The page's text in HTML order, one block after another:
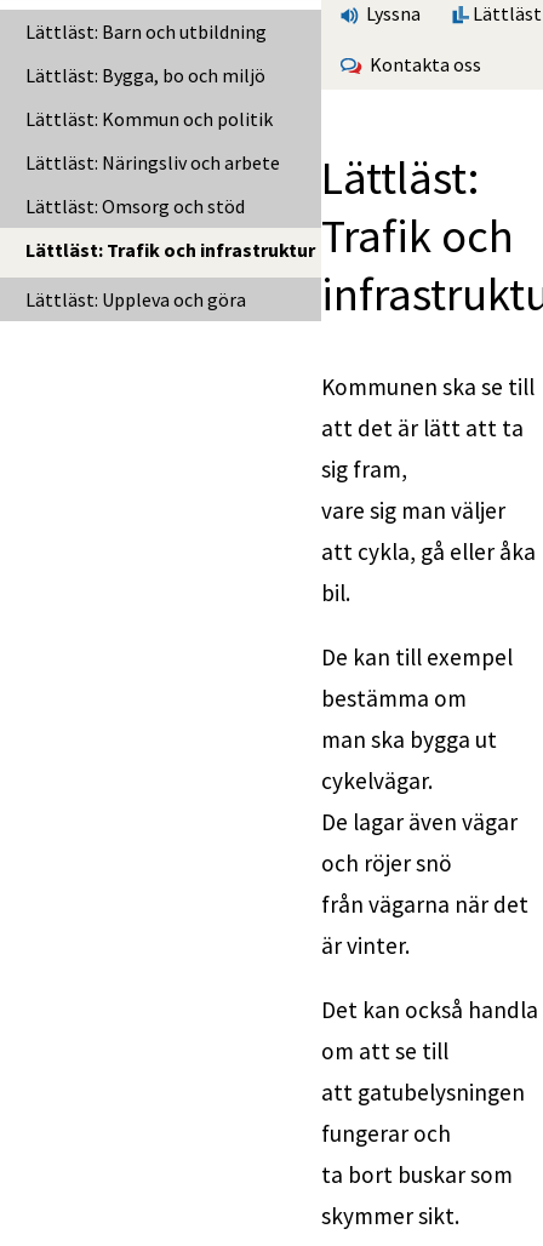
Lättläst: Barn och utbildning
Lättläst: Bygga, bo och miljö
Lättläst: Kommun och politik
Lättläst: Näringsliv och arbete
Lättläst: Omsorg och stöd
Lättläst: Trafik och infrastruktur
Lättläst: Uppleva och göra
Lyssna Lättläst
Kontakta oss
Lättläst:
Trafik och
Kommunen ska se till
att det är lätt att ta
sig fram,
vare sig man väljer
att cykla, gå eller åka
bil.
De kan till exempel
bestämma om
man ska bygga ut
cykelvägar.
De lagar även vägar
och röjer snö
från vägarna när det
är vinter.
Det kan också handla
om att se till
att gatubelysningen
fungerar och
ta bort buskar som
skymmer sikt.